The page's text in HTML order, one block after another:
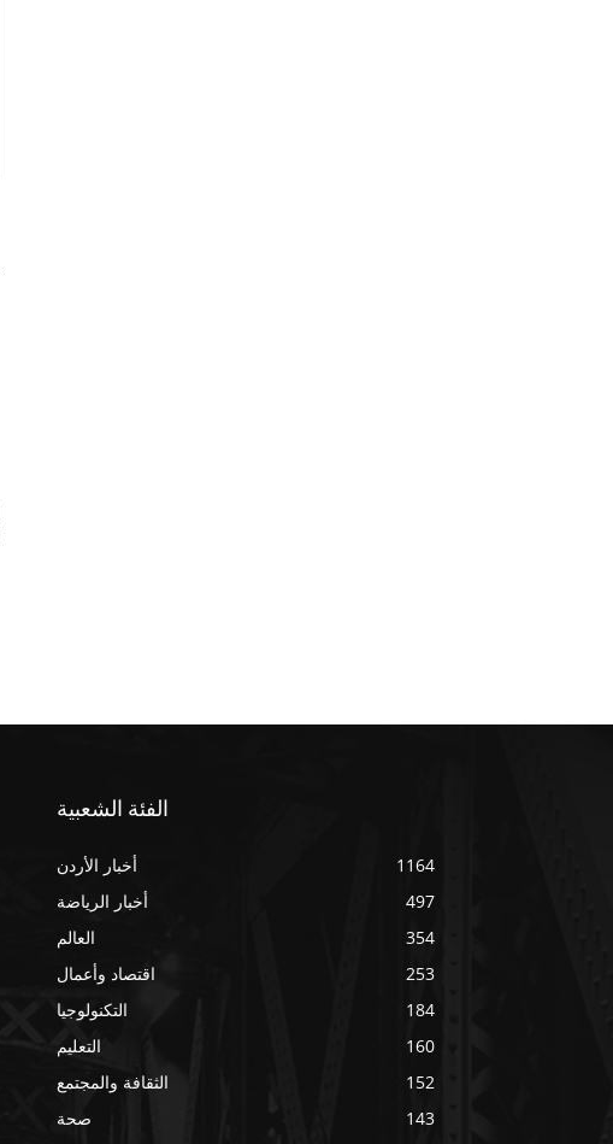
الفئة الشعبية
أخبار الأردن
1164
أخبار الرياضة
497
العالم
354
اقتصاد وأعمال
253
التكنولوجيا
184
التعليم
160
الثقافة والمجتمع
152
صحة
143